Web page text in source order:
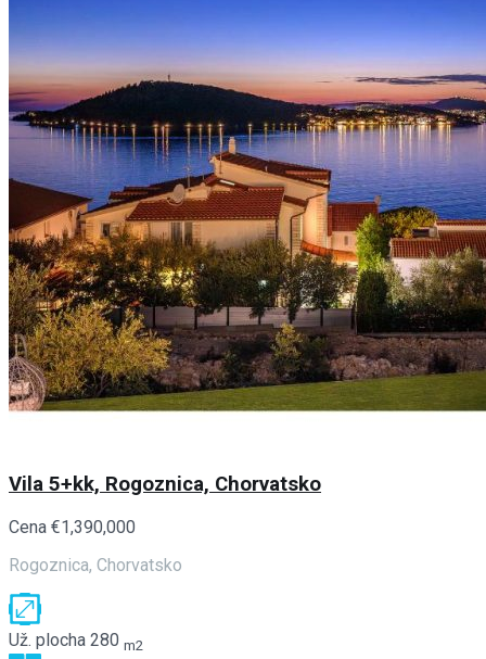
Vila 5+kk, Rogoznica, Chorvatsko
Cena €1,390,000
Rogoznica, Chorvatsko
Už. plocha 280 m2